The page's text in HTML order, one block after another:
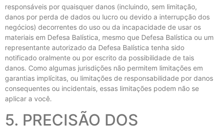
responsáveis ​​por quaisquer danos (incluindo, sem limitação,
danos por perda de dados ou lucro ou devido a interrupção dos
negócios) decorrentes do uso ou da incapacidade de usar os
materiais em Defesa Balística, mesmo que Defesa Balística ou um
representante autorizado da Defesa Balística tenha sido
notificado oralmente ou por escrito da possibilidade de tais
danos. Como algumas jurisdições não permitem limitações em
garantias implícitas, ou limitações de responsabilidade por danos
consequentes ou incidentais, essas limitações podem não se
aplicar a você.
5. PRECISÃO DOS